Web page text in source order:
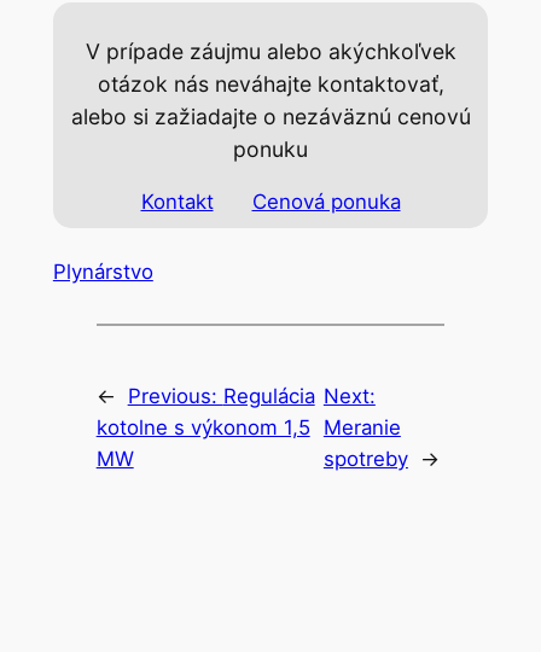
V prípade záujmu alebo akýchkoľvek
otázok nás neváhajte kontaktovať,
alebo si zažiadajte o nezáväznú cenovú
ponuku
Kontakt Cenová ponuka
Plynárstvo
← Previous: Regulácia
kotolne s výkonom 1,5
MW
Next:
Meranie
spotreby
→